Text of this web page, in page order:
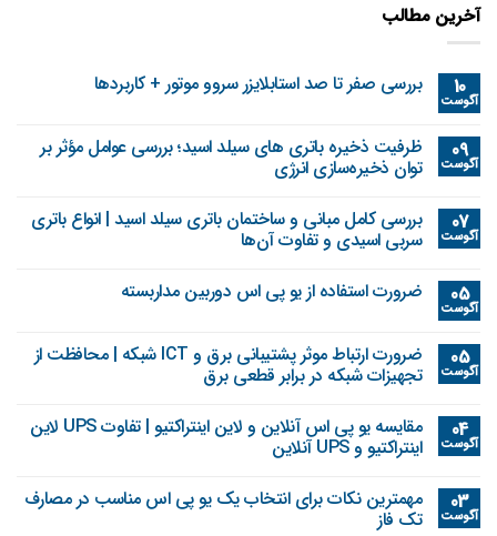
آخرین مطالب
10
آگوست
بررسی صفر تا صد استابلایزر سروو موتور + کاربردها
09
آگوست
ظرفیت ذخیره باتری های سیلد اسید؛ بررسی عوامل مؤثر بر
توان ذخیره‌سازی انرژی
07
آگوست
بررسی کامل مبانی و ساختمان باتری سیلد اسید | انواع باتری
سربی اسیدی و تفاوت آن‌ها
05
آگوست
ضرورت استفاده از یو پی اس دوربین مداربسته
05
آگوست
ضرورت ارتباط موثر پشتیبانی برق و ICT شبکه | محافظت از
تجهیزات شبکه در برابر قطعی برق
04
آگوست
مقایسه یو پی اس آنلاین و لاین اینتراکتیو | تفاوت UPS لاین
اینتراکتیو و UPS آنلاین
03
آگوست
مهمترین نکات برای انتخاب یک یو پی اس مناسب در مصارف
تک فاز